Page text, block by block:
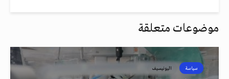
موضوعات متعلقة
سياسة اليونيسيف